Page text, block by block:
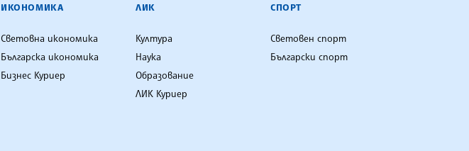
ИКОНОМИКА
Световна икономика
Българска икономика
Бизнес Куриер
ЛИК
Култура
Наука
Образование
ЛИК Куриер
СПОРТ
Световен спорт
Български спорт